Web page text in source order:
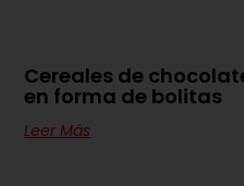
Cereales de
en forma de bolitas
Leer Más